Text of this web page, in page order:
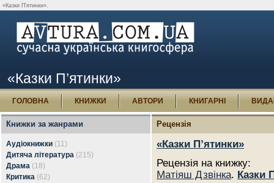
«Казки П’ятинки».
«Казки П’ятинки»
ГОЛОВНА КНИЖКИ АВТОРИ КНИГАРНІ
Книжки за жанрами
Аудіокнижки (11)
Дитяча література (215)
Драма (18)
Критика (62)
Рецензія
«Казки П’ятинки»
Рецензія на книжку:
Матіяш Дзвінка. Казки